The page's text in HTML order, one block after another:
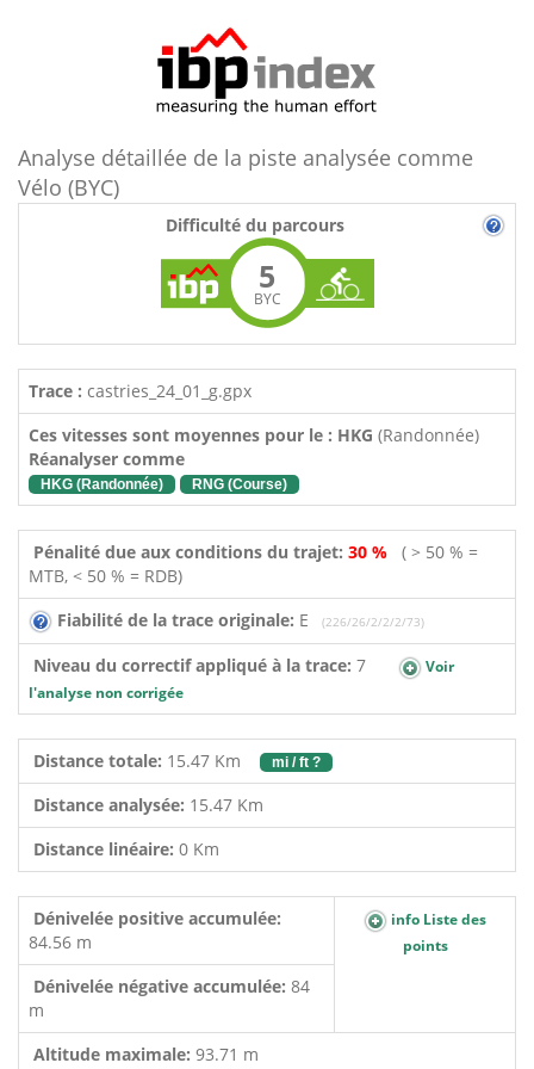
Analyse détaillée de la piste analysée comme
Vélo (BYC)
Difficulté du parcours
5
BYC
Trace : castries_24_01_g.gpx
Ces vitesses sont moyennes pour le : HKG (Randonnée)
Réanalyser comme
HKG (Randonnée) RNG (Course)
Pénalité due aux conditions du trajet: 30 % ( > 50 % =
MTB, < 50 % = RDB)
Fiabilité de la trace originale: E (226/26/2/2/2/73)
Niveau du correctif appliqué à la trace: 7
Voir
l'analyse non corrigée
Distance totale: 15.47 Km mi / ft ?
Distance analysée: 15.47 Km
Distance linéaire: 0 Km
Dénivelée positive accumulée:
84.56 m
info Liste des
points
Dénivelée négative accumulée: 84
m
Altitude maximale: 93.71 m